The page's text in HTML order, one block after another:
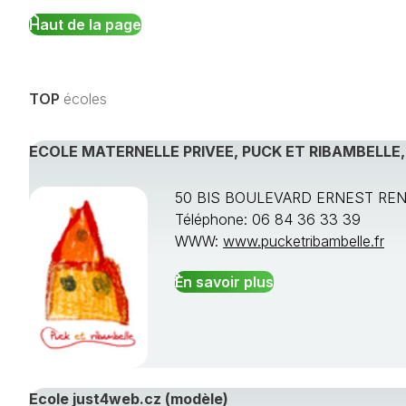
Haut de la page
TOP écoles
ECOLE MATERNELLE PRIVEE, PUCK ET
50 BIS BOULEVARD ERNEST
Téléphone: 06 84 36 33 39
WWW: www.pucketribambelle.fr
En savoir plus
Ecole just4web.cz (modèle)